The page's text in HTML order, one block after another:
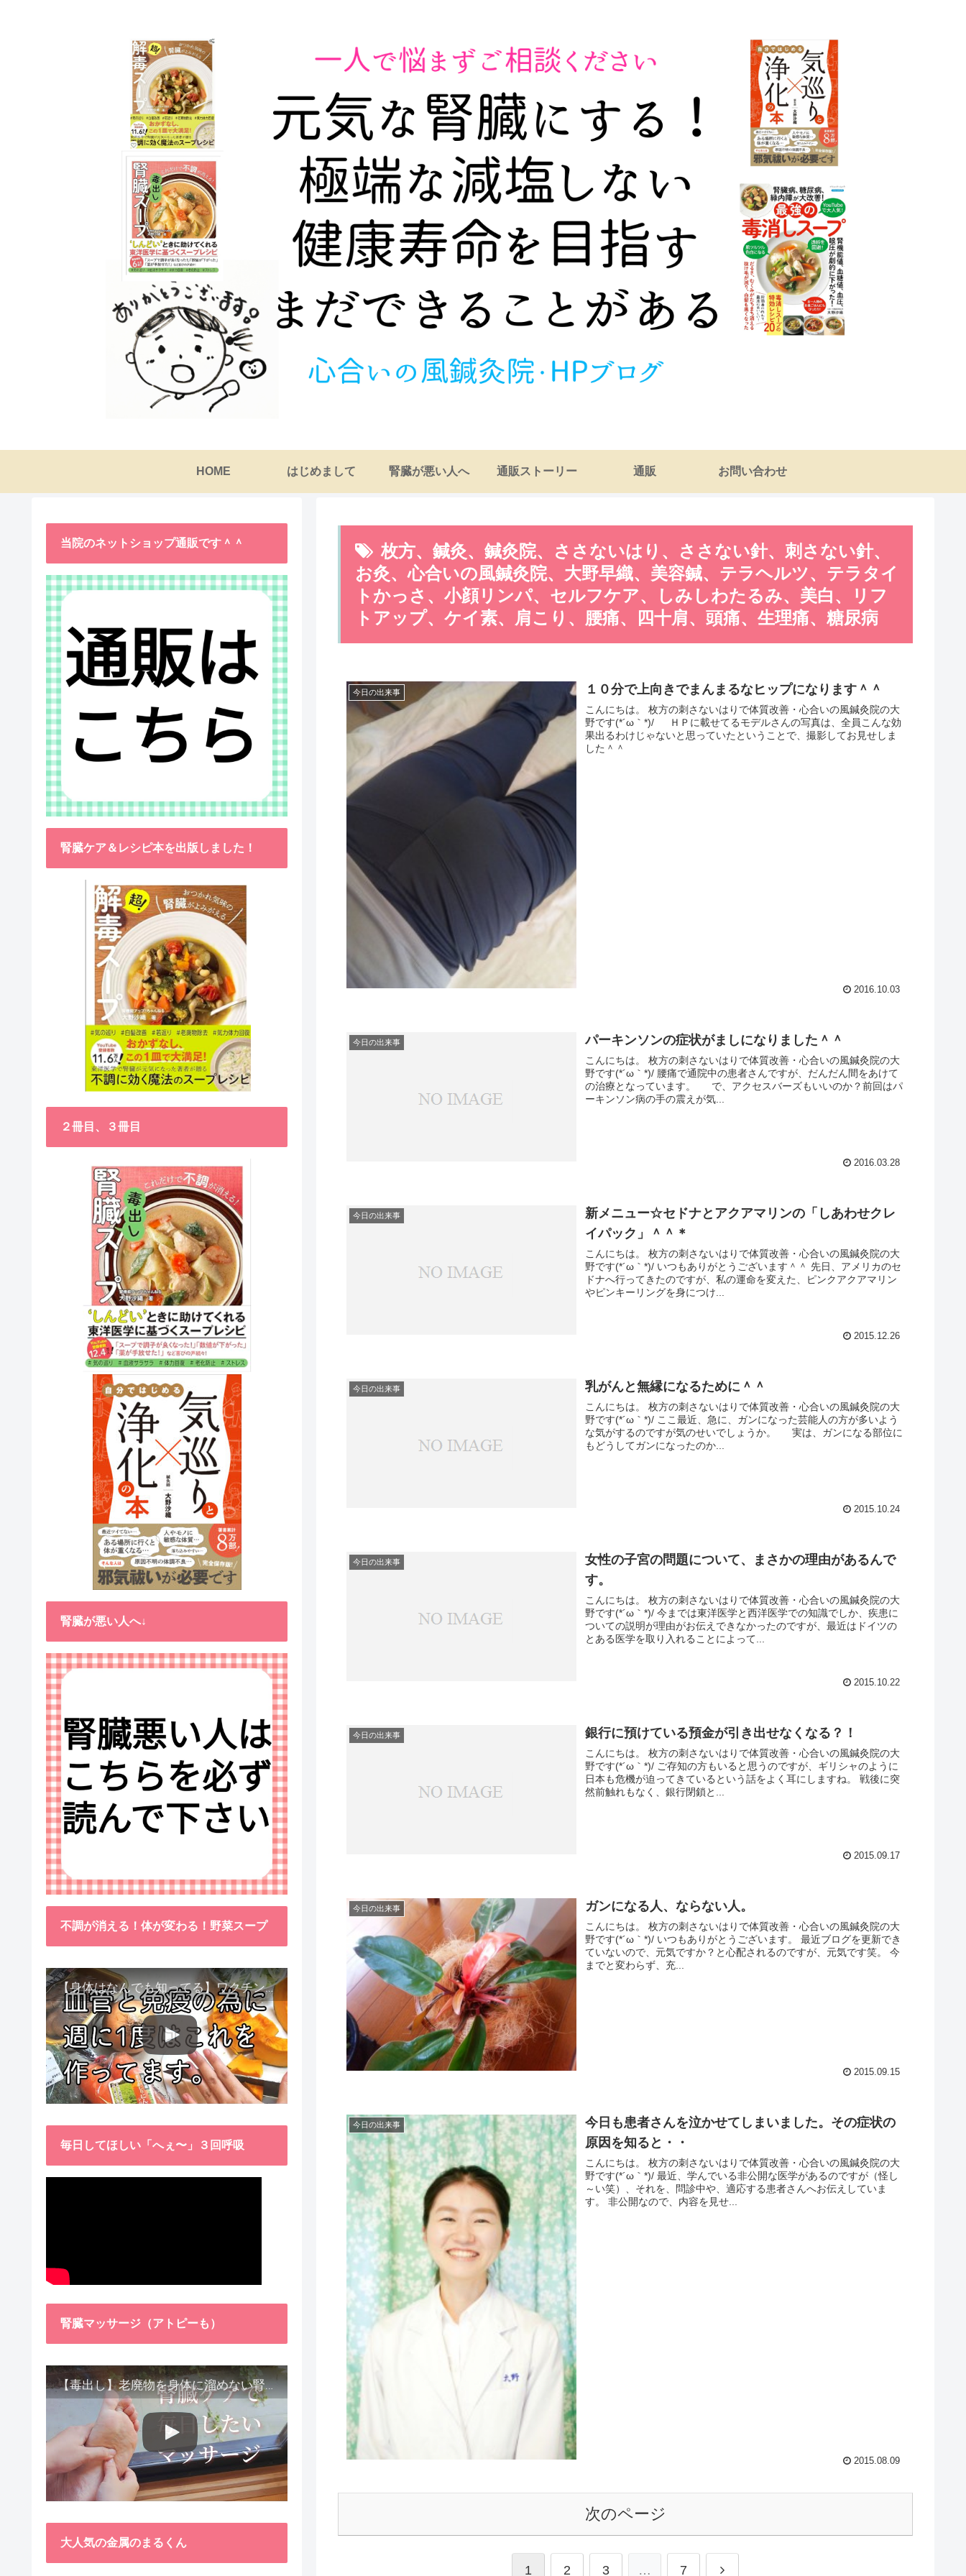
HOME はじめまして 腎臓が悪い人へ 通販ストーリー 通販 お問い合わせ
枚方、鍼灸、鍼灸院、ささないはり、ささない針、刺さない針、
お灸、心合いの風鍼灸院、大野早織、美容鍼、テラヘルツ、テラタイ
トかっさ、小顔リンパ、セルフケア、しみしわたるみ、美白、リフ
トアップ、ケイ素、肩こり、腰痛、四十肩、頭痛、生理痛、糖尿病
今日の出来事 １０分で上向きでまんまるなヒップになります＾＾
こんにちは。 枚方の刺さないはりで体質改善・心合いの風鍼灸院の大
野です(*´ω｀*)/ ＨＰに載せてるモデルさんの写真は、全員こんな効
果出るわけじゃないと思っていたということで、撮影してお見せしま
した＾＾
2016.10.03
今日の出来事 パーキンソンの症状がましになりました＾＾
こんにちは。 枚方の刺さないはりで体質改善・心合いの風鍼灸院の大
野です(*´ω｀*)/ 腰痛で通院中の患者さんですが、だんだん間をあけて
の治療となっています。 で、アクセスバーズもいいのか？前回はパ
ーキンソン病の手の震えが気...
2016.03.28
今日の出来事
新メニュー☆セドナとアクアマリンの「しあわせクレ
イパック」＾＾＊
こんにちは。 枚方の刺さないはりで体質改善・心合いの風鍼灸院の大
野です(*´ω｀*)/ いつもありがとうございます＾＾ 先日、アメリカのセ
ドナへ行ってきたのですが、私の運命を変えた、ピンクアクアマリン
やピンキーリングを身につけ...
2015.12.26
今日の出来事 乳がんと無縁になるために＾＾
こんにちは。 枚方の刺さないはりで体質改善・心合いの風鍼灸院の大
野です(*´ω｀*)/ ここ最近、急に、ガンになった芸能人の方が多いよう
な気がするのですが気のせいでしょうか。 実は、ガンになる部位に
もどうしてガンになったのか...
2015.10.24
今日の出来事
女性の子宮の問題について、まさかの理由があるんで
す。
こんにちは。 枚方の刺さないはりで体質改善・心合いの風鍼灸院の大
野です(*´ω｀*)/ 今までは東洋医学と西洋医学での知識でしか、疾患に
ついての説明が理由がお伝えできなかったのですが、最近はドイツの
とある医学を取り入れることによって...
2015.10.22
今日の出来事 銀行に預けている預金が引き出せなくなる？！
こんにちは。 枚方の刺さないはりで体質改善・心合いの風鍼灸院の大
野です(*´ω｀*)/ ご存知の方もいると思うのですが、ギリシャのように
日本も危機が迫ってきているという話をよく耳にしますね。 戦後に突
然前触れもなく、銀行閉鎖と...
2015.09.17
今日の出来事 ガンになる人、ならない人。
こんにちは。 枚方の刺さないはりで体質改善・心合いの風鍼灸院の大
野です(*´ω｀*)/ いつもありがとうございます。 最近ブログを更新でき
ていないので、元気ですか？と心配されるのですが、元気です笑。 今
までと変わらず、充...
2015.09.15
今日の出来事
今日も患者さんを泣かせてしまいました。その症状の
原因を知ると・・
こんにちは。 枚方の刺さないはりで体質改善・心合いの風鍼灸院の大
野です(*´ω｀*)/ 最近、学んでいる非公開な医学があるのですが（怪し
～い笑）、それを、問診中や、適応する患者さんへお伝えしていま
す。 非公開なので、内容を見せ...
2015.08.09
次のページ
1 2 3 … 7
当院のネットショップ通販です＾＾
腎臓ケア＆レシピ本を出版しました！
２冊目、３冊目
腎臓が悪い人へ↓
不調が消える！体が変わる！野菜スープ
【身体はなんでも知ってる】ワクチン接種後、異常に食べたくなった野菜が細胞回復に貢献してくれました。
毎日してほしい「へぇ〜」３回呼吸
腎臓マッサージ（アトピーも）
【毒出し】老廃物を身体に溜めない腎臓ケア４種をご紹介します。
大人気の金属のまるくん